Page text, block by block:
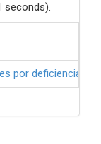
seconds).
por deficiencia